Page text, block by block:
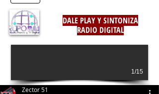
DALE PLAY Y SINTONIZA
RADIO DIGITAL
1/15
Zector 51